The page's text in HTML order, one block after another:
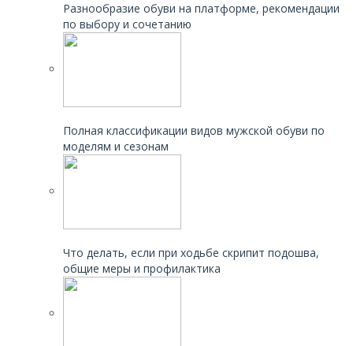
Разнообразие обуви на платформе, рекомендации
по выбору и сочетанию
Полная классификации видов мужской обуви по
моделям и сезонам
Что делать, если при ходьбе скрипит подошва,
общие меры и профилактика